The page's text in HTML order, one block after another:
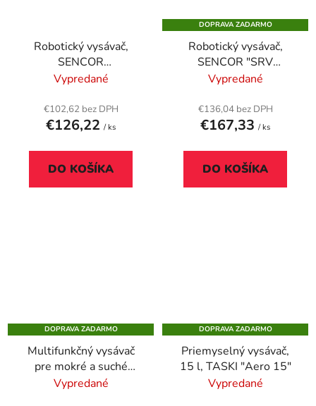
Robotický vysávač,
SENCOR
"SRV1000SL", čierna
Vypredané
€102,62 bez DPH
€126,22 / ks
DO KOŠÍKA
DOPRAVA ZADARMO
Robotický vysávač,
SENCOR "SRV
1550WH", biela
Vypredané
€136,04 bez DPH
€167,33 / ks
DO KOŠÍKA
DOPRAVA ZADARMO
Multifunkčný vysávač
pre mokré a suché
vysávanie, SENCOR
Vypredané
DOPRAVA ZADARMO
Priemyselný vysávač,
15 l, TASKI "Aero 15"
Vypredané